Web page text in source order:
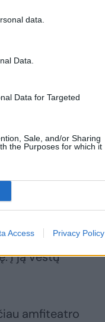
data.
Data.
Data for Targeted
Sale, and/or Sharing
the Purposes for which it
Access Privacy Policy
nukeltos ne
pirkimai užtruko.
jį teko
pastatyti
Į ją vestų
amfiteatro